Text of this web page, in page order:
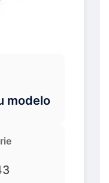
modelo